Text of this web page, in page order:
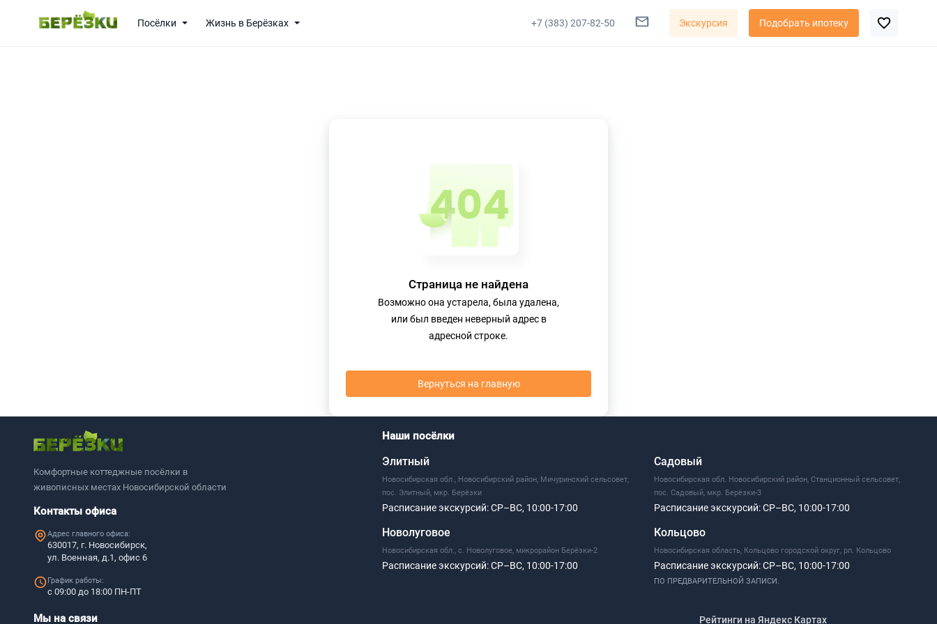
Посёлки Жизнь в Берёзках +7 (383) 207-82-50 Экскурсия Подобрать ипотеку
Страница не найдена
Возможно она устарела, была удалена,
или был введен неверный адрес в
адресной строке.
Вернуться на главную
Комфортные коттеджные посёлки в
живописных местах Новосибирской области
Контакты офиса
Адрес главного офиса:
630017, г. Новосибирск,
ул. Военная, д.1, офис 6
График работы:
с 09:00 до 18:00 ПН-ПТ
Наши посёлки
Элитный
Новосибирская обл., Новосибирский район, Мичуринский сельсовет,
пос. Элитный, мкр. Берёзки
Расписание экскурсий:СР–ВС, 10:00-17:00
Новолуговое
Новосибирская обл., с. Новолуговое, микрорайон Берёзки-2
Расписание экскурсий:СР–ВС, 10:00-17:00
Садовый
Новосибирская обл. Новосибирский район, Станционный сельсовет,
пос. Садовый, мкр. Берёзки-3
Расписание экскурсий:СР–ВС, 10:00-17:00
Кольцово
Новосибирская область, Кольцово городской округ, рп. Кольцово
Расписание экскурсий:СР–ВС, 10:00-17:00
ПО ПРЕДВАРИТЕЛЬНОЙ ЗАПИСИ.
Мы на связи
Рейтинги на Яндекс Картах